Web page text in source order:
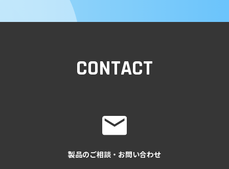
CONTACT
製品のご相談・お問い合わせ